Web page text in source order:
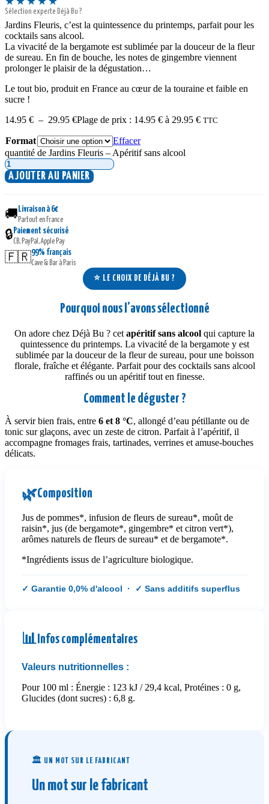
Sélection experte Déjà Bu ?
Jardins Fleuris, c’est la quintessence du printemps, parfait pour les
cocktails sans alcool.
La vivacité de la bergamote est sublimée par la douceur de la fleur
de sureau. En fin de bouche, les notes de gingembre viennent
prolonger le plaisir de la dégustation…
Le tout bio, produit en France au cœur de la touraine et faible en
sucre !
14.95 € – 29.95 €Plage de prix : 14.95 € à 29.95 € TTC
Format
Effacer
quantité de Jardins Fleuris – Apéritif sans alcool
AJOUTER AU PANIER
🚚 Livraison à 6€
Partout en France
🔒 Paiement sécurisé
CB, PayPal, Apple Pay
🇫🇷99% français
Cave & Bar à Paris
⭐ LE CHOIX DE DÉJÀ BU ?
Pourquoi nous l’avons sélectionné
On adore chez Déjà Bu ? cet apéritif sans alcool qui capture la
quintessence du printemps. La vivacité de la bergamote y est
sublimée par la douceur de la fleur de sureau, pour une boisson
florale, fraîche et élégante. Parfait pour des cocktails sans alcool
raffinés ou un apéritif tout en finesse.
Comment le déguster ?
À servir bien frais, entre 6 et 8 °C, allongé d’eau pétillante ou de
tonic sur glaçons, avec un zeste de citron. Parfait à l’apéritif, il
accompagne fromages frais, tartinades, verrines et amuse-bouches
délicats.
🌿Composition
Jus de pommes*, infusion de fleurs de sureau*, moût de
raisin*, jus (de bergamote*, gingembre* et citron vert*),
arômes naturels de fleurs de sureau* et de bergamote*.
*Ingrédients issus de l’agriculture biologique.
✓ Garantie 0,0% d'alcool · ✓ Sans additifs superflus
📊 Infos complémentaires
Valeurs nutritionnelles :
Pour 100 ml : Énergie : 123 kJ / 29,4 kcal, Protéines : 0 g,
Glucides (dont sucres) : 6,8 g.
🏛️ UN MOT SUR LE FABRICANT
Un mot sur le fabricant